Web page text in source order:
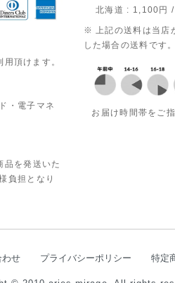
頂けます。
・電子マネ
品を発送いた
負担となり
北海道 : 1,100円 /
※ 上記の送料は当店
した場合の送料です。
お届け時間帯をご
わせ プライバシーポリシー 特定